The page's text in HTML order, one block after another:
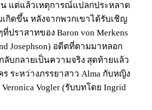
น แต่แล้วเหตุการณ์แปลกประหลาด
เกิดขึ้น หลังจากพวกเขาได้รับเชิญ
ที่ปราสาทของ Baron von Merkens
Josephson) อดีตที่ตามมาหลอก
บกลายเป็นความจริง สุดท้ายแล้ว
ร ระหว่างภรรยาสาว Alma กับหญิง
Vogler (รับบทโดย Ingrid